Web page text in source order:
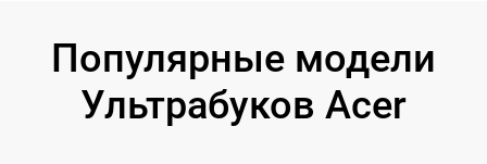
Популярные модели
Ультрабуков Acer